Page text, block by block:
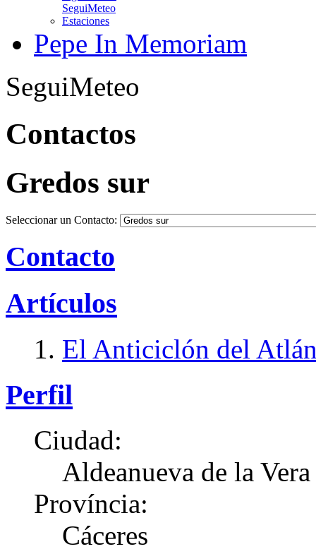
SeguiMeteo
Estaciones
Pepe In Memoriam
SeguiMeteo
Contactos
Gredos sur
Seleccionar un Contacto:
Contacto
Artículos
El Anticiclón del
Perfil
Ciudad:
Aldeanueva de la Vera
Província:
Cáceres